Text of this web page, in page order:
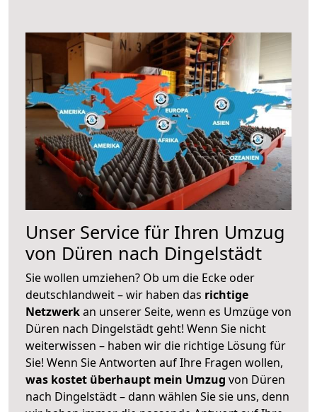
Unser Service für Ihren Umzug
von Düren nach Dingelstädt
Sie wollen umziehen? Ob um die Ecke oder
deutschlandweit – wir haben das richtige
Netzwerkan unserer Seite, wenn es Umzüge von
Düren nach Dingelstädt geht! Wenn Sie nicht
weiterwissen – haben wir die richtige Lösung für
Sie! Wenn Sie Antworten auf Ihre Fragen wollen,
was kostet überhaupt mein Umzug von Düren
nach Dingelstädt – dann wählen Sie sie uns, denn